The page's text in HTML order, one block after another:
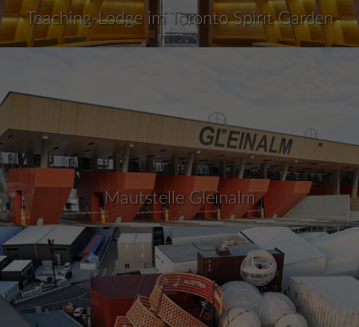
Teaching-Lodge im Toronto Spirit Garden
Mautstelle Gleinalm